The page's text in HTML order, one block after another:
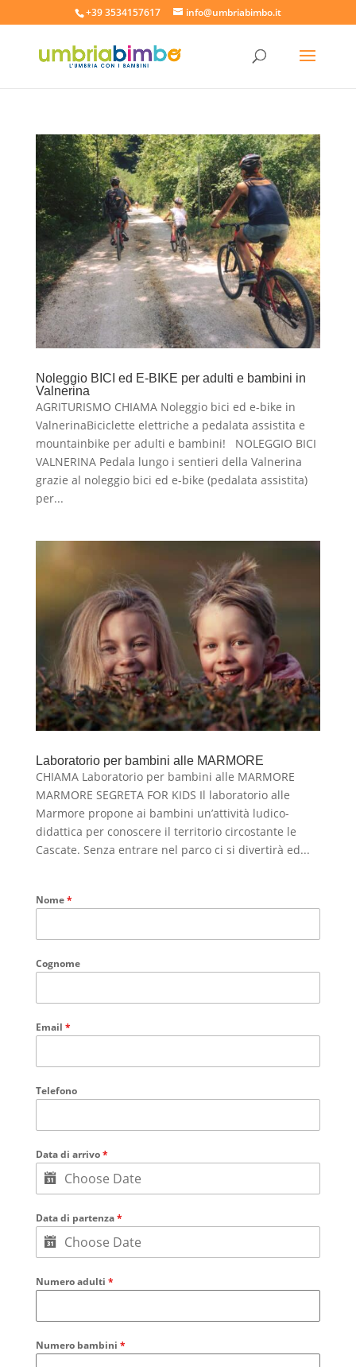
+39 3534157617 info@umbriabimbo.it
Noleggio BICI ed E-BIKE per adulti e bambini in
Valnerina
AGRITURISMO CHIAMA Noleggio bici ed e-bike in
ValnerinaBiciclette elettriche a pedalata assistita e
mountainbike per adulti e bambini! NOLEGGIO BICI
VALNERINA Pedala lungo i sentieri della Valnerina
grazie al noleggio bici ed e-bike (pedalata assistita)
per...
Laboratorio per bambini alle MARMORE
CHIAMA Laboratorio per bambini alle MARMORE
MARMORE SEGRETA FOR KIDS Il laboratorio alle
Marmore propone ai bambini un’attività ludico-
didattica per conoscere il territorio circostante le
Cascate. Senza entrare nel parco ci si divertirà ed...
Nome*
Cognome
Email *
Telefono
Data di arrivo*
Data di partenza*
Numero adulti *
Numero bambini *